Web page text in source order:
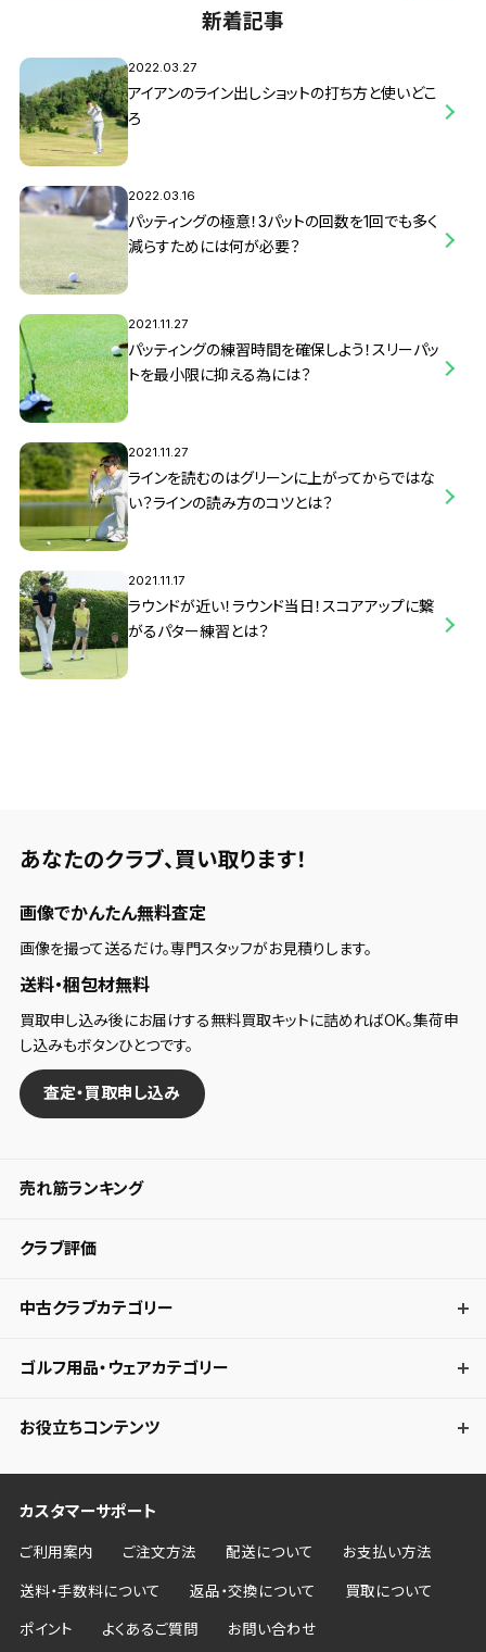
新着記事
2022.03.27
アイアンのライン出しショットの打ち方と使いどこ
ろ
2022.03.16
パッティングの極意！3パットの回数を1回でも多く
減らすためには何が必要？
2021.11.27
パッティングの練習時間を確保しよう！スリーパッ
トを最小限に抑える為には？
2021.11.27
ラインを読むのはグリーンに上がってからではな
い？ラインの読み方のコツとは？
2021.11.17
ラウンドが近い！ラウンド当日！スコアアップに繋
がるパター練習とは？
あなたのクラブ、 買い取ります！
画像でかんたん無料査定
画像を撮って送るだけ。専門スタッフがお見積りします。
送料・梱包材無料
買取申し込み後にお届けする無料買取キットに詰めればOK。集荷申
し込みもボタンひとつです。
査定・買取申し込み
売れ筋ランキング
クラブ評価
中古クラブカテゴリー
ゴルフ用品・ウェアカテゴリー
お役立ちコンテンツ
カスタマーサポート
ご利用案内 ご注文方法 配送について お支払い方法
送料・手数料について 返品・交換について 買取について
ポイント よくあるご質問 お問い合わせ